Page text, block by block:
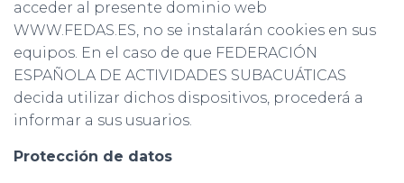
acceder al presente dominio web
WWW.FEDAS.ES, no se instalarán cookies en sus
equipos. En el caso de que FEDERACIÓN
ESPAÑOLA DE ACTIVIDADES SUBACUÁTICAS
decida utilizar dichos dispositivos, procederá a
informar a sus usuarios.
Protección de datos